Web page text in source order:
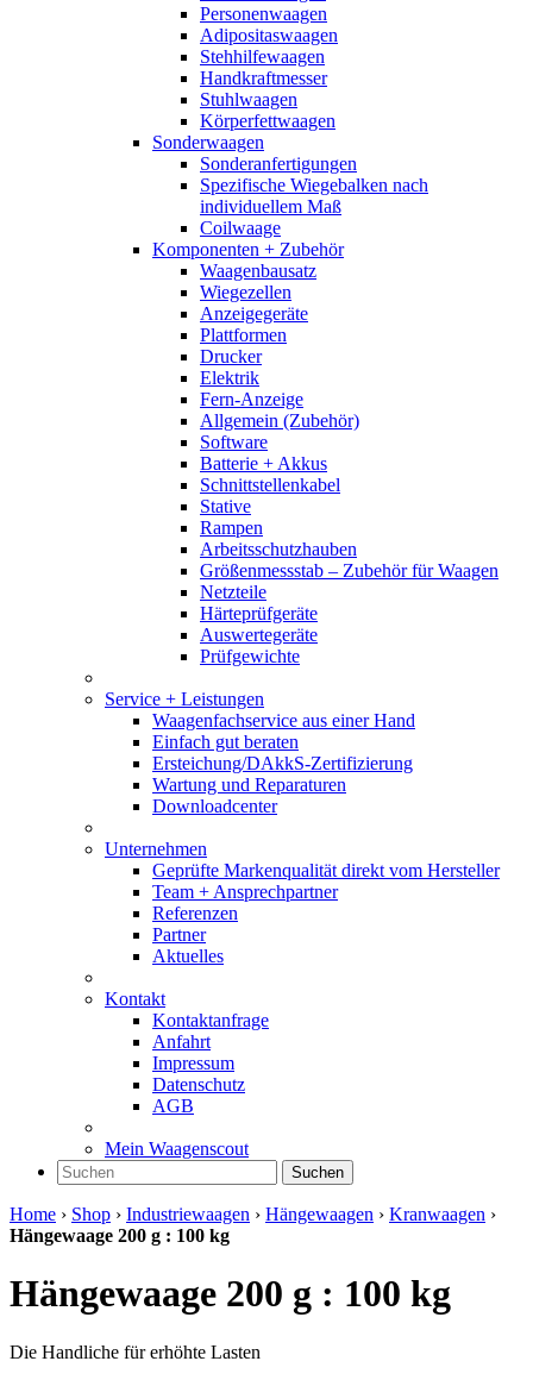
Personenwaagen
Adipositaswaagen
Stehhilfewaagen
Handkraftmesser
Stuhlwaagen
Körperfettwaagen
Sonderwaagen
Sonderanfertigungen
Spezifische Wiegebalken nach
individuellem Maß
Coilwaage
Komponenten + Zubehör
Waagenbausatz
Wiegezellen
Anzeigegeräte
Plattformen
Drucker
Elektrik
Fern-Anzeige
Allgemein (Zubehör)
Software
Batterie + Akkus
Schnittstellenkabel
Stative
Rampen
Arbeitsschutzhauben
Größenmessstab – Zubehör für Waagen
Netzteile
Härteprüfgeräte
Auswertegeräte
Prüfgewichte
Service + Leistungen
Waagenfachservice aus einer Hand
Einfach gut beraten
Ersteichung/DAkkS-Zertifizierung
Wartung und Reparaturen
Downloadcenter
Unternehmen
Geprüfte Markenqualität direkt vom Hersteller
Team + Ansprechpartner
Referenzen
Partner
Aktuelles
Kontakt
Kontaktanfrage
Anfahrt
Impressum
Datenschutz
AGB
Mein Waagenscout
Suchen
Home › Shop › Industriewaagen › Hängewaagen › Kranwaagen ›
Hängewaage 200 g : 100 kg
Hängewaage 200 g : 100 kg
Die Handliche für erhöhte Lasten